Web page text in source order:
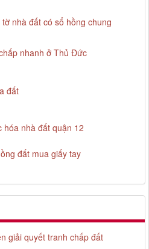
nhà đất có sổ hồng chung
nhanh ở Thủ Đức
đất
hóa nhà đất quận 12
đất mua giấy tay
giải quyết tranh chấp đất